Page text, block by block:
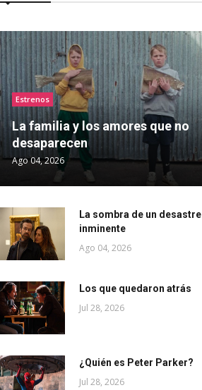
Estrenos
La familia y los amores que no
desaparecen
Ago 04, 2026
La sombra de un desastre
inminente
Ago 04, 2026
Los que quedaron atrás
Jul 28, 2026
¿Quién es Peter Parker?
Jul 28, 2026